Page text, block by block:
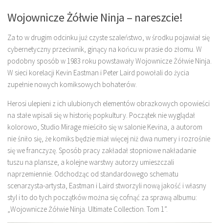
Wojownicze Żółwie Ninja – nareszcie!
Za to w drugim odcinku już czyste szaleństwo, w środku pojawiał się
cybernetyczny przeciwnik, ginący na końcu w prasie do złomu. W
podobny sposób w 1983 roku powstawały Wojownicze Żółwie Ninja.
W sieci korelacji Kevin Eastman i Peter Laird powołali do życia
zupełnie nowych komiksowych bohaterów.
Herosi ulepieni z ich ulubionych elementów obrazkowych opowieści
na stałe wpisali się w historię popkultury. Początek nie wyglądał
kolorowo, Studio Mirage mieściło się w salonie Kevina, a autorom
nie śniło się, że komiks będzie miał więcej niż dwa numery i rozrośnie
się we franczyzę. Sposób pracy zakładał stopniowe nakładanie
tuszu na plansze, a kolejne warstwy autorzy umieszczali
naprzemiennie. Odchodząc od standardowego schematu
scenarzysta-artysta, Eastman i Laird stworzyli nową jakość i własny
styl i to do tych początków można się cofnąć za sprawą albumu:
„Wojownicze Żółwie Ninja. Ultimate Collection. Tom 1”.